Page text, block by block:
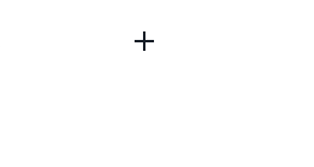
編輯器探索
Simple